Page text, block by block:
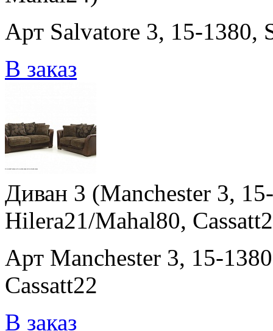
Арт Salvatore 3, 15-1380,
В заказ
Диван 3 (Manchester 3,
Hilera21/Mahal80,
Арт Manchester 3, 15-
Cassatt22
В заказ